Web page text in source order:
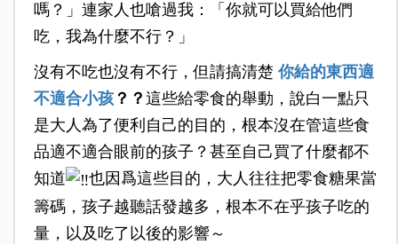
嗎？」連家人也嗆過我：「你就可以買給他們
吃，我為什麼不行？」
沒有不吃也沒有不行，但請搞清楚 你給的東西適
不適合小孩？？ 這些給零食的舉動，說白一點只
是大人為了便利自己的目的，根本沒在管這些食
品適不適合眼前的孩子？甚至自己買了什麼都不
知道
也因爲這些目的，大人往往把零食糖果當
籌碼，孩子越聽話發越多，根本不在乎孩子吃的
量，以及吃了以後的影響～